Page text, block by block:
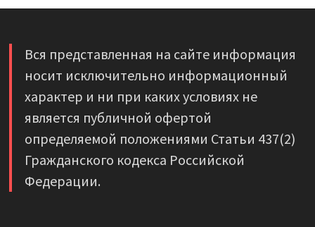
Вся представленная на сайте информация
носит исключительно информационный
характер и ни при каких условиях не
является публичной офертой
определяемой положениями Статьи 437(2)
Гражданского кодекса Российской
Федерации.